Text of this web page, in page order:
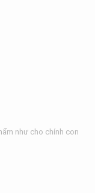
như cho chính con